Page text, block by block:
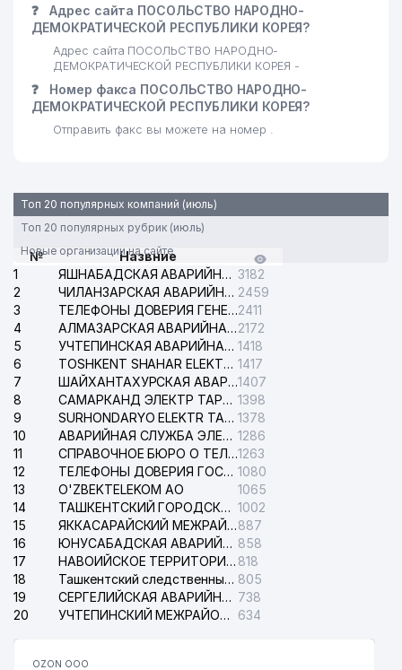
❓
Адрес сайта ПОСОЛЬСТВО НАРОДНО-
ДЕМОКРАТИЧЕСКОЙ РЕСПУБЛИКИ КОРЕЯ?
Адрес сайта ПОСОЛЬСТВО НАРОДНО-
ДЕМОКРАТИЧЕСКОЙ РЕСПУБЛИКИ КОРЕЯ -
❓
Номер факса ПОСОЛЬСТВО НАРОДНО-
ДЕМОКРАТИЧЕСКОЙ РЕСПУБЛИКИ КОРЕЯ?
Отправить факс вы можете на номер .
Топ 20 популярных компаний (июль)
Топ 20 популярных рубрик (июль)
Новые организации на сайте
№
Назвние
1
ЯШНАБАДСКАЯ АВАРИЙНАЯ СЛУЖБА ЭЛЕКТРОСЕТИ 3182
2
ЧИЛАНЗАРСКАЯ АВАРИЙНАЯ СЛУЖБА ЭЛЕКТРОСЕТИ 2459
3
ТЕЛЕФОНЫ ДОВЕРИЯ ГЕНЕРАЛЬНОЙ ПРОКУРАТУРЫ РЕСПУБЛИКИ УЗБЕКИСТАН2411
4
АЛМАЗАРСКАЯ АВАРИЙНАЯ СЛУЖБА ЭЛЕКТРОСЕТИ2172
5
УЧТЕПИНСКАЯ АВАРИЙНАЯ СЛУЖБА ЭЛЕКТРОСЕТИ 1418
6
TOSHKENT SHAHAR ELEKTR TARMOQLARI KORXONASI АО 1417
7
ШАЙХАНТАХУРСКАЯ АВАРИЙНАЯ СЛУЖБА ЭЛЕКТРОСЕТИ1407
8
САМАРКАНД ЭЛЕКТР ТАРМОКЛАРИ АО 1398
9
SURHONDARYO ELEKTR TARMOKLARI АО 1378
10
АВАРИЙНАЯ СЛУЖБА ЭЛЕКТРОСЕТИ ТАШКЕНТСКОГО РАЙОНА 1286
11
СПРАВОЧНОЕ БЮРО О ТЕЛЕФОНАХ ОРГАНИЗАЦИЙ г. ТАШКЕНТА1263
12
ТЕЛЕФОНЫ ДОВЕРИЯ ГОСУДАРСТВЕННОГО ЦЕНТРА ТЕСТИРОВАНИЯ 1080
13
O'ZBEKTELEKOM АО
1065
14
ТАШКЕНТСКИЙ ГОРОДСКОЙ СУД ПО ГРАЖДАНСКИМ ДЕЛАМ 1002
15
ЯККАСАРАЙСКИЙ МЕЖРАЙОННЫЙ СУД ПО ГРАЖДАНСКИМ ДЕЛАМ887
16
ЮНУСАБАДСКАЯ АВАРИЙНАЯ СЛУЖБА ЭЛЕКТРОСЕТИ 858
17
НАВОИЙСКОЕ ТЕРРИТОРИАЛЬНОЕ ПРЕДПРИЯТИЕ ЭЛЕКТРОСЕТИ АО 818
18
Ташкентский следственный изолятор 805
19
СЕРГЕЛИЙСКАЯ АВАРИЙНАЯ СЛУЖБА ЭЛЕКТРОСЕТИ 738
20
УЧТЕПИНСКИЙ МЕЖРАЙОННЫЙ СУД ПО ГРАЖДАНСКИМ ДЕЛАМ 634
OZON ООО